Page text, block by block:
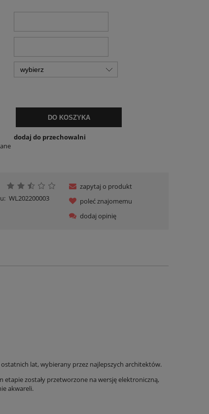
DO KOSZYKA
dodaj do przechowalni
WL202200003
zapytaj o produkt
poleć znajomemu
dodaj opinię
lat, wybierany przez najlepszych architektów.
etapie zostały przetworzone na wersję elektroniczną,
akwareli.